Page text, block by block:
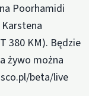
Poorhamidi
Karstena
380 KM). Będzie
żywo można
beta/live